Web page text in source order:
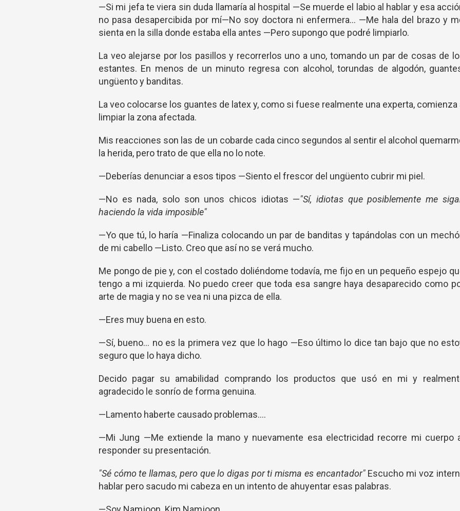
—Si mi jefa te viera sin duda llamaría al hospital —Se muerde el labio al hablar y esa
no pasa desapercibida por mí—No soy doctora ni enfermera... —Me hala del brazo y
sienta en la silla donde estaba ella antes —Pero supongo que podré limpiarlo.
La veo alejarse por los pasillos y recorrerlos uno a uno, tomando un par de cosas de
estantes. En menos de un minuto regresa con alcohol, torundas de algodón,
ungüento y banditas.
La veo colocarse los guantes de latex y, como si fuese realmente una experta, comienza
limpiar la zona afectada.
Mis reacciones son las de un cobarde cada cinco segundos al sentir el alcohol
la herida, pero trato de que ella no lo note.
—Deberías denunciar a esos tipos —Siento el frescor del ungüento cubrir mi piel.
—No es nada, solo son unos chicos idiotas —"Sí, idiotas que posiblemente me
haciendo la vida imposible"
—Yo que tú, lo haría —Finaliza colocando un par de banditas y tapándolas con un
de mi cabello —Listo. Creo que así no se verá mucho.
Me pongo de pie y, con el costado doliéndome todavía, me fijo en un pequeño espejo
tengo a mi izquierda. No puedo creer que toda esa sangre haya desaparecido como
arte de magia y no se vea ni una pizca de ella.
—Eres muy buena en esto.
—Sí, bueno... no es la primera vez que lo hago —Eso último lo dice tan bajo que no
seguro que lo haya dicho.
Decido pagar su amabilidad comprando los productos que usó en mi y
agradecido le sonrío de forma genuina.
—Lamento haberte causado problemas....
—Mi Jung —Me extiende la mano y nuevamente esa electricidad recorre mi cuerpo
responder su presentación.
"Sé cómo te llamas, pero que lo digas por ti misma es encantador"Escucho mi voz
hablar pero sacudo mi cabeza en un intento de ahuyentar esas palabras.